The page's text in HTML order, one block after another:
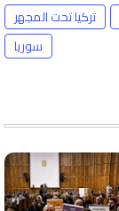
تركيا تحت المجهر
سوريا